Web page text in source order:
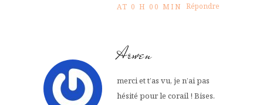
AT 0 H 00 MIN Répondre
Arwen
merci et t’as vu, je n’ai pas
hésité pour le corail ! Bises.